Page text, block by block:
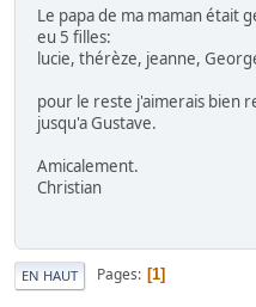
Le papa de ma maman était
eu 5 filles:
lucie, thérèze, jeanne,
pour le reste j'aimerais bien
jusqu'a Gustave.
Amicalement.
Christian
EN HAUT Pages 1